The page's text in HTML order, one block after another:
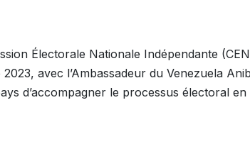
Électorale Nationale Indépendante
avec l’Ambassadeur du Venezuela
d’accompagner le processus électoral